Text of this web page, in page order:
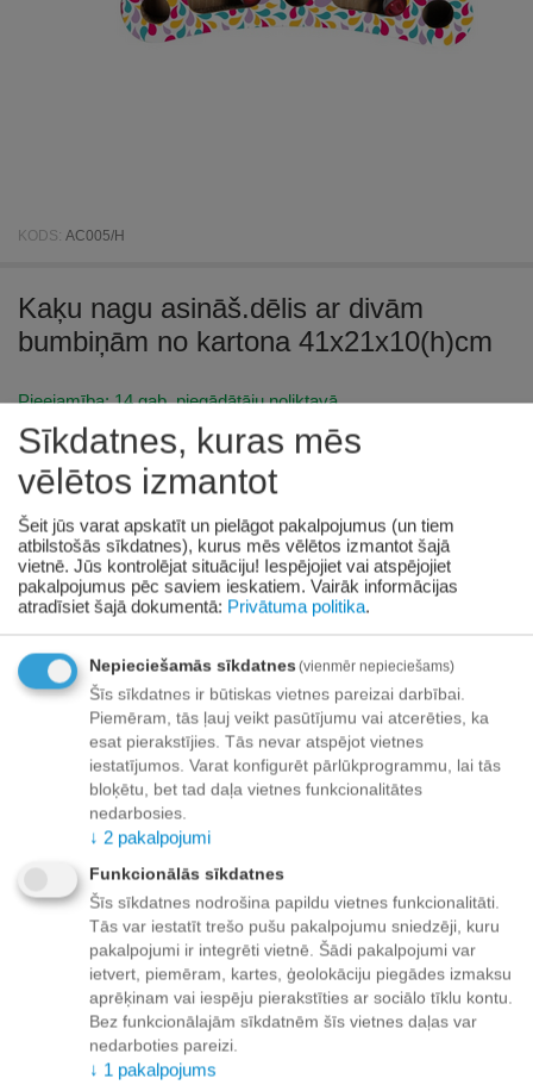
KODS: AC005/H
Kaķu nagu asināš.dēlis ar divām
bumbiņām no kartona 41x21x10(h)cm
Pieejamība: 14 gab. piegādātāju noliktavā
€1226
(Ieskaitot PVN)
Prece pieejama: 06/08/2026
+
− Grozā
Pievienot vēlmju sarakstam
Piegāde
Preču izsniegšanas punktos -bezmaksas!
Līdz dzīvokļa durvīm no 35.00 eur bezmaksas!
Līdz 34.99 EUR piegādes maksa:
Venipak kurjers - 3.90 EUR
Omniva pakomāts - 3.20 EUR
Apmaksa
Sīkdatnes, kuras mēs
vēlētos izmantot
Šeit jūs varat apskatīt un pielāgot pakalpojumus (un tiem
atbilstošās sīkdatnes), kurus mēs vēlētos izmantot šajā
vietnē. Jūs kontrolējat situāciju! Iespējojiet vai atspējojiet
pakalpojumus pēc saviem ieskatiem. Vairāk informācijas
atradīsiet šajā dokumentā: Privātuma politika.
Nepieciešamās sīkdatnes (vienmēr nepieciešams)
Šīs sīkdatnes ir būtiskas vietnes pareizai darbībai.
Piemēram, tās ļauj veikt pasūtījumu vai atcerēties, ka
esat pierakstījies. Tās nevar atspējot vietnes
iestatījumos. Varat konfigurēt pārlūkprogrammu, lai tās
bloķētu, bet tad daļa vietnes funkcionalitātes
nedarbosies.
↓ 2 pakalpojumi
Funkcionālās sīkdatnes
Šīs sīkdatnes nodrošina papildu vietnes funkcionalitāti.
Tās var iestatīt trešo pušu pakalpojumu sniedzēji, kuru
pakalpojumi ir integrēti vietnē. Šādi pakalpojumi var
ietvert, piemēram, kartes, ģeolokāciju piegādes izmaksu
aprēķinam vai iespēju pierakstīties ar sociālo tīklu kontu.
Bez funkcionālajām sīkdatnēm šīs vietnes daļas var
nedarboties pareizi.
↓ 1 pakalpojums